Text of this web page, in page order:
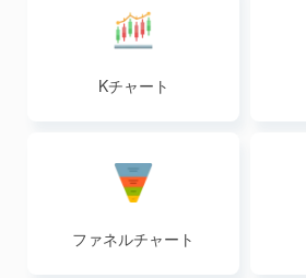
Kチャート
ファネルチャート